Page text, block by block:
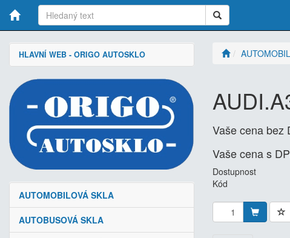
HLAVNÍ WEB - ORIGO AUTOSKLO
AUTOMOBILOVÁ SKLA
AUTOBUSOVÁ SKLA
Vaše cena bez
Vaše cena s
Dostupnost
Kód